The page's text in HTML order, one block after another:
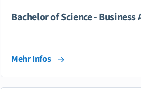
Bachelor of Science -
Mehr Infos